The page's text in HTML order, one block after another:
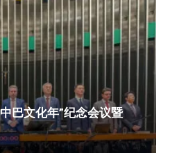
巴文化年”纪念会议暨